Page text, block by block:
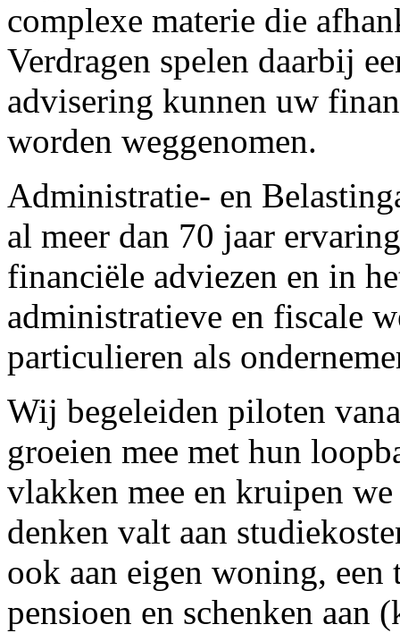
complexe materie die
Verdragen spelen daarbij
advisering kunnen uw
worden weggenomen.
Administratie- en
al meer dan 70 jaar
financiële adviezen en in
administratieve en fiscale
particulieren als
Wij begeleiden piloten
groeien mee met hun
vlakken mee en kruipen
denken valt aan
ook aan eigen woning,
pensioen en schenken aan